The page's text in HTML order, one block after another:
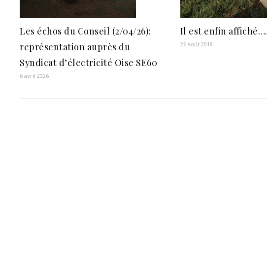
Les échos du Conseil (2/04/26):
représentation auprès du
Syndicat d’électricité Oise SE60
6 avril 2026
Il est enfin affiché….
26 août 2018